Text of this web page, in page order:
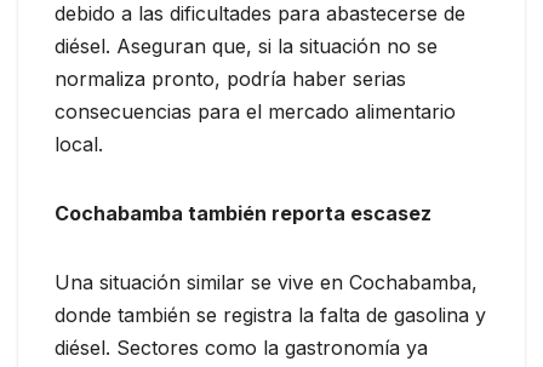
debido a las dificultades para abastecerse de
diésel. Aseguran que, si la situación no se
normaliza pronto, podría haber serias
consecuencias para el mercado alimentario
local.
Cochabamba también reporta escasez
Una situación similar se vive en Cochabamba,
donde también se registra la falta de gasolina y
diésel. Sectores como la gastronomía ya